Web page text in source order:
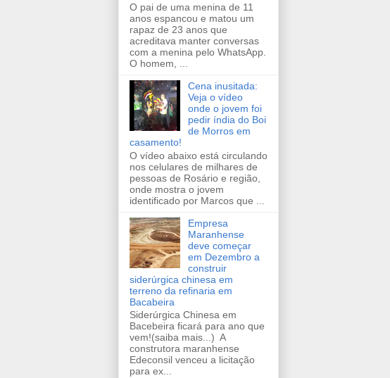
O pai de uma menina de 11
anos espancou e matou um
rapaz de 23 anos que
acreditava manter conversas
com a menina pelo WhatsApp.
O homem, ...
Cena inusitada:
Veja o vídeo
onde o jovem foi
pedir índia do Boi
de Morros em
casamento!
O vídeo abaixo está circulando
nos celulares de milhares de
pessoas de Rosário e região,
onde mostra o jovem
identificado por Marcos que ...
Empresa
Maranhense
deve começar
em Dezembro a
construir
siderúrgica chinesa em
terreno da refinaria em
Bacabeira
Siderúrgica Chinesa em
Bacebeira ficará para ano que
vem!(saiba mais...) A
construtora maranhense
Edeconsil venceu a licitação
para ex...